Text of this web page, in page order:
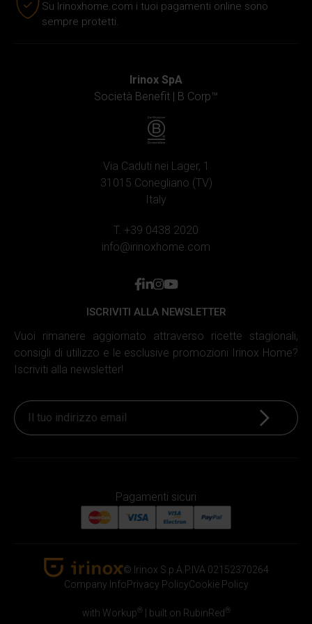
Su Irinoxhome.com i tuoi pagamenti online sono
sempre protetti.
Irinox SpA
Società Benefit | B Corp™
Via Caduti nei Lager, 1
31015 Conegliano (TV)
Italy
T. +39 0438 2020
info@irinoxhome.com
facebook
linkedin
instagram
youtube
ISCRIVITI ALLA NEWSLETTER
Vuoi rimanere aggiornato attraverso ricette stagionali,
consigli di utilizzo e le esclusive promozioni Irinox Home?
Iscriviti alla newsletter!
Iscriviti
Pagamenti sicuri
Irinox Home
© Irinox S.p.A.P.IVA 02152370264
Company InfoPrivacy PolicyCookie Policy
with Workup® built on RubinRed ®